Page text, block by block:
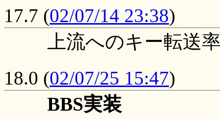
17.7 (02/07/14 23:38)
上流へのキー転送
18.0 (02/07/25 15:47)
BBS実装